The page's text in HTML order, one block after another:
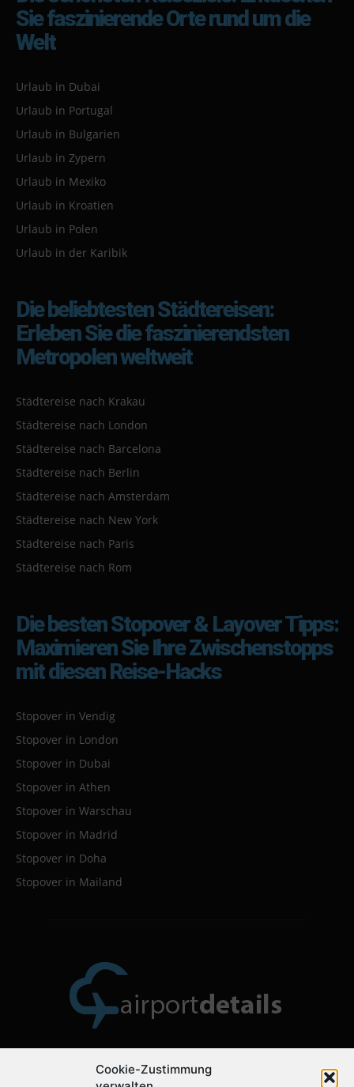
Cookie-Zustimmung
Sie faszinierende Orte rund um die
Welt
Urlaub in Dubai
Urlaub in Portugal
Urlaub in Bulgarien
Urlaub in Zypern
Urlaub in Mexiko
Urlaub in Kroatien
Urlaub in Polen
Urlaub in der Karibik
Die beliebtesten Städtereisen:
Erleben Sie die faszinierendsten
Metropolen weltweit
Städtereise nach Krakau
Städtereise nach London
Städtereise nach Barcelona
Städtereise nach Berlin
Städtereise nach Amsterdam
Städtereise nach New York
Städtereise nach Paris
Städtereise nach Rom
Die besten Stopover & Layover Tipps:
Maximieren Sie Ihre Zwischenstopps
mit diesen Reise-Hacks
Stopover in Vendig
Stopover in London
Stopover in Dubai
Stopover in Athen
Stopover in Warschau
Stopover in Madrid
Stopover in Doha
Stopover in Mailand
Über uns